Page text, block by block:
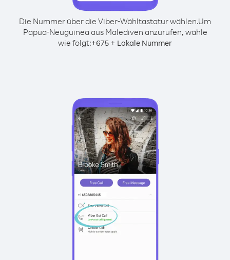
Die Nummer über die Viber-Wähltastatur wählen.Um
Papua-Neuguinea aus Malediven anzurufen, wähle
wie folgt:+675 + Lokale Nummer